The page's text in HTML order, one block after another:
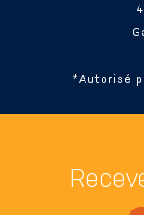
*Autorisé